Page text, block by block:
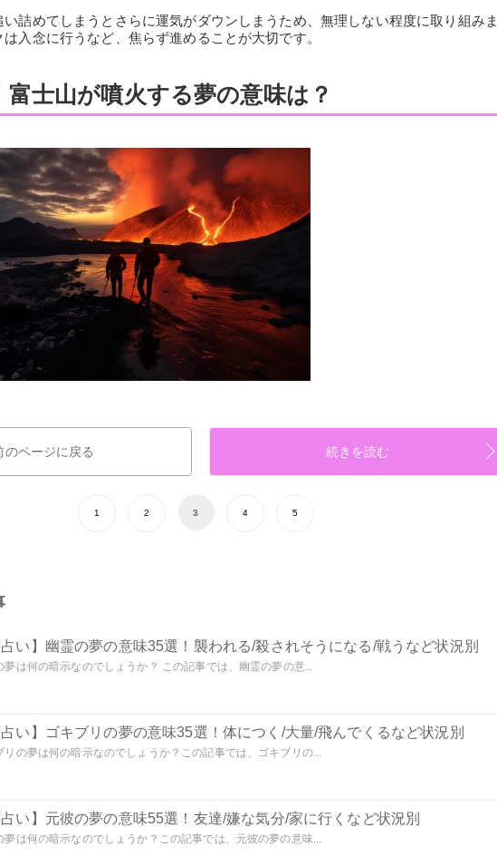
い詰めてしまうとさらに運気がダウンしまうため、無理しない程度に取り組みま
入念に行うなど、焦らず進めることが大切です。
富士山が噴火する夢の意味は？
のページに戻る 続きを読む
1 2 3 4 5
占い】幽霊の夢の意味35選！襲われる/殺されそうになる/戦うなど状況別
夢は何の暗示なのでしょうか？ この記事では、幽霊の夢の意...
占い】ゴキブリの夢の意味35選！体につく/大量/飛んでくるなど状況別
リの夢は何の暗示なのでしょうか？この記事では、ゴキブリの...
占い】元彼の夢の意味55選！友達/嫌な気分/家に行くなど状況別
夢は何の暗示なのでしょうか？この記事では、元彼の夢の意味...